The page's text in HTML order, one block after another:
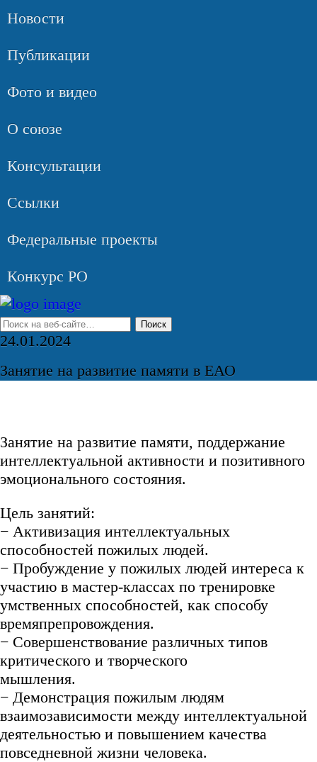
Новости
Публикации
Фото и видео
О союзе
Консультации
Ссылки
Федеральные проекты
Конкурс РО
24.01.2024
Занятие на развитие памяти в ЕАО
Занятие на развитие памяти, поддержание
интеллектуальной активности и позитивного
эмоционального состояния.
Цель занятий:
− Активизация интеллектуальных
способностей пожилых людей.
− Пробуждение у пожилых людей интереса к
участию в мастер-классах по тренировке
умственных способностей, как способу
времяпрепровождения.
− Совершенствование различных типов
критического и творческого
мышления.
− Демонстрация пожилым людям
взаимозависимости между интеллектуальной
деятельностью и повышением качества
повседневной жизни человека.